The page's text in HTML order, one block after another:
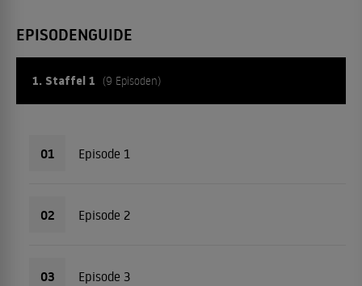
EPISODENGUIDE
1. Staffel 1 (9 Episoden)
01 Episode 1
02 Episode 2
03 Episode 3